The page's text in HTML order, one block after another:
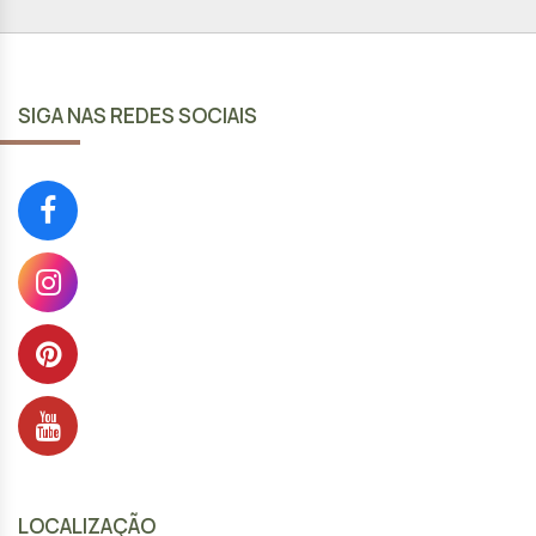
SIGA NAS REDES SOCIAIS
LOCALIZAÇÃO